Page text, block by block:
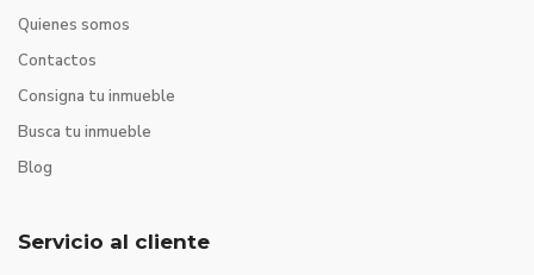
Quienes somos
Contactos
Consigna tu inmueble
Busca tu inmueble
Blog
Servicio al cliente